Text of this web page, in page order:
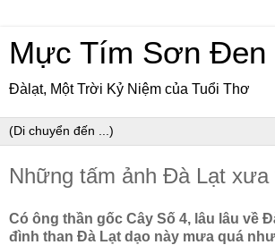
Mực Tím Sơn Đen
Đàlạt, Một Trời Kỷ Niệm của Tuổi Thơ
Những tấm ảnh Đà Lạt xưa
Có ông thần gốc Cây Số 4, lâu lâu về
đình than Đà Lạt dạo này mưa quá